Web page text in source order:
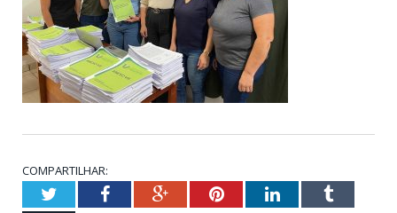
COMPARTILHAR:
TwitterFacebookGoogle+PinterestLinkedInTumblr